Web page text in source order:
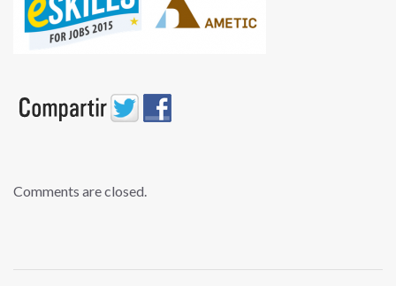
Comments are closed.